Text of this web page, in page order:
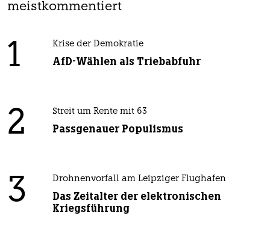
meistkommentiert
1 Krise der Demokratie
AfD-Wählen als Triebabfuhr
2 Streit um Rente mit 63
Passgenauer Populismus
3 Drohnenvorfall am Leipziger Flughafen
Das Zeitalter der elektronischen
Kriegsführung